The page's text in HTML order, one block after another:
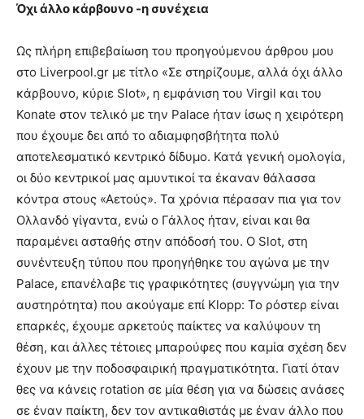
Όχι άλλο κάρβουνο -η συνέχεια
Ως πλήρη επιβεβαίωση του προηγούμενου άρθρου μου
στο Liverpool.gr με τίτλο «Σε στηρίζουμε, αλλά όχι άλλο
κάρβουνο, κύριε Slot», η εμφάνιση του Virgil και του
Konate στον τελικό με την Palace ήταν ίσως η χειρότερη
που έχουμε δει από το αδιαμφησβήτητα πολύ
αποτελεσματικό κεντρικό δίδυμο. Κατά γενική ομολογία,
οι δύο κεντρικοί μας αμυντικοί τα έκαναν θάλασσα
κόντρα στους «Αετούς». Τα χρόνια πέρασαν πια για τον
Ολλανδό γίγαντα, ενώ ο Γάλλος ήταν, είναι και θα
παραμένει ασταθής στην απόδοσή του. Ο Slot, στη
συνέντευξη τύπου που προηγήθηκε του αγώνα με την
Palace, επανέλαβε τις γραφικότητες (συγγνώμη για την
αυστηρότητα) που ακούγαμε επί Klopp: Το ρόστερ είναι
επαρκές, έχουμε αρκετούς παίκτες να καλύψουν τη
θέση, και άλλες τέτοιες μπαρούφες που καμία σχέση δεν
έχουν με την ποδοσφαιρική πραγματικότητα. Γιατί όταν
θες να κάνεις rotation σε μία θέση για να δώσεις ανάσες
σε έναν παίκτη, δεν τον αντικαθιστάς με έναν άλλο που